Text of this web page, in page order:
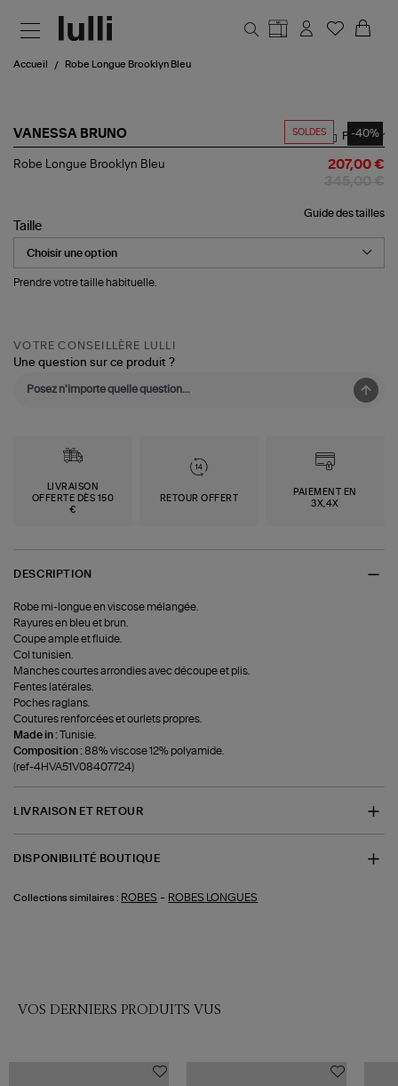
Accueil Robe Longue Brooklyn Bleu
SOLDES -40%
VANESSA BRUNO
Robe
Partager
Robe Longue Brooklyn Bleu 207,00 €
Guide des tailles
Taille
Prendre votre taille habituelle.
VOTRE CONSEILLÈRE LULLI
Une question sur ce produit ?
LIVRAISON
OFFERTE DÈS 150
€
RETOUR OFFERT
PAIEMENT EN
3X,4X
DESCRIPTION
Robe mi-longue en viscose mélangée.
Rayures en bleu et brun.
Coupe ample et fluide.
Col tunisien.
Manches courtes arrondies avec découpe et plis.
Fentes latérales.
Poches raglans.
Coutures renforcées et ourlets propres.
Made in :Tunisie.
Composition :88% viscose 12% polyamide.
(ref-4HVA51V08407724)
LIVRAISON ET RETOUR
DISPONIBILITÉ BOUTIQUE
Collections similaires : ROBES - ROBES LONGUES
VOS DERNIERS PRODUITS VUS